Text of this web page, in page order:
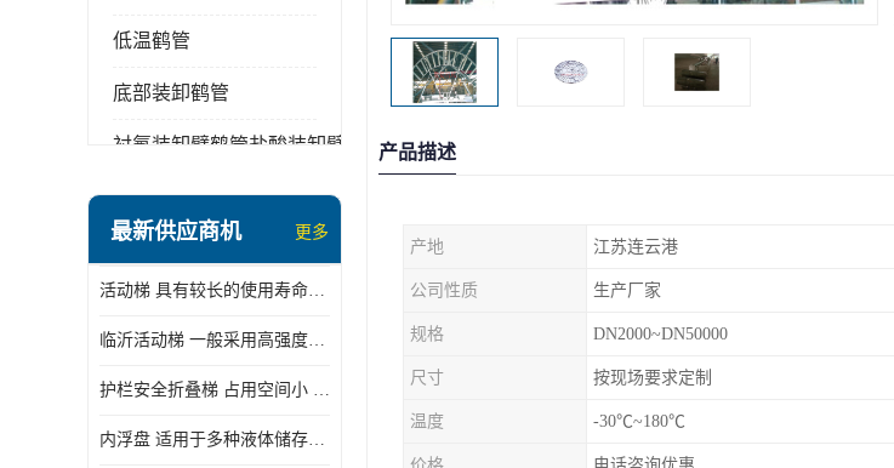
低温鹤管
底部装卸鹤管
衬氟装卸臂鹤管盐酸装卸臂
顶部装卸车鹤管
液氨液化气鹤管
定量装车系统
最新供应商机 更多
活动梯 具有较长的使用寿命和耐用性 一般采用高强度材料制造
临沂活动梯 一般采用高强度材料制造 可以用于多种不同的任务
护栏安全折叠梯 占用空间小 方便存放和搬运
内浮盘 适用于多种液体储存和运输 能够降低运输成本和维护成本
产品描述
产地 江苏连云港
公司性质 生产厂家
规格 DN2000~DN50000
尺寸 按现场要求定制
温度 -30℃~180℃